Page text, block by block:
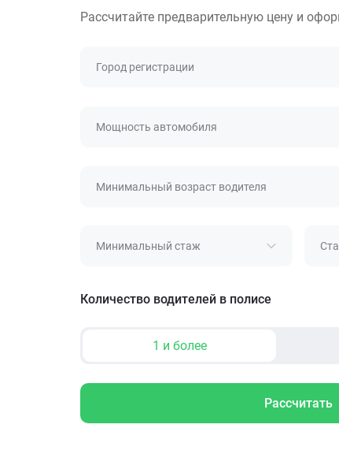
Рассчитайте предварительную цену и
Город регистрации
Мощность автомобиля
Минимальный возраст водителя
Минимальный стаж
Количество водителей в полисе
1 и более
Рассчитать